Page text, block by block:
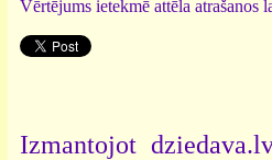
Vērtējums ietekmē attēla atrašanos
Izmantojot